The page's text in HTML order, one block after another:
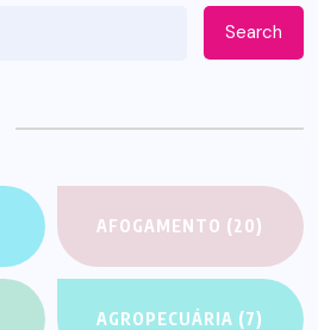
Search
AFOGAMENTO (20)
AGROPECUÁRIA (7)